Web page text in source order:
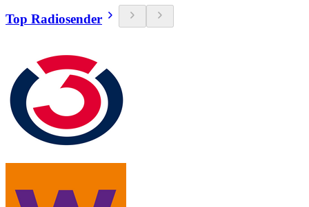
Top Radiosender